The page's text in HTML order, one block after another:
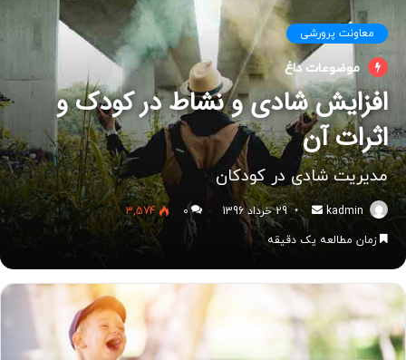
معاونت پرورشی
موضوعات داغ
افزایش شادی و نشاط در کودک و
اثرات آن
مدیریت شادی در کودکان
kadmin
ارسال
به
29 خرداد 1396 0
3,574
زمان مطالعه یک دقیقه